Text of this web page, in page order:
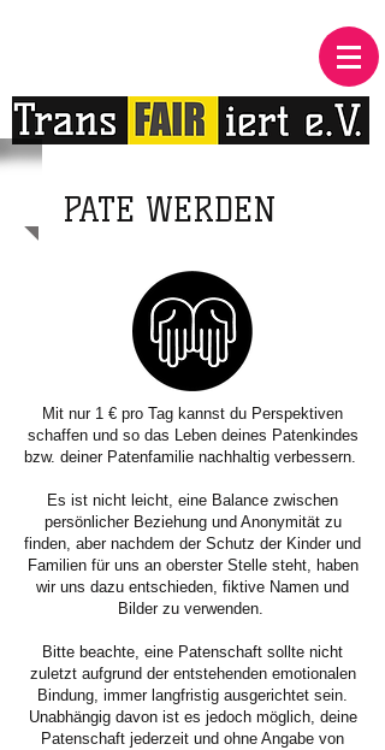
PATE WERDEN
Mit nur 1 € pro Tag kannst du Perspektiven
schaffen und so das Leben deines Patenkindes
bzw. deiner Patenfamilie nachhaltig verbessern.
Es ist nicht leicht, eine Balance zwischen
persönlicher Beziehung und Anonymität zu
finden, aber nachdem der Schutz der Kinder und
Familien für uns an oberster Stelle steht, haben
wir uns dazu entschieden, fiktive Namen und
Bilder zu verwenden.
Bitte beachte, eine Patenschaft sollte nicht
zuletzt aufgrund der entstehenden emotionalen
Bindung, immer langfristig ausgerichtet sein.
Unabhängig davon ist es jedoch möglich, deine
Patenschaft jederzeit und ohne Angabe von